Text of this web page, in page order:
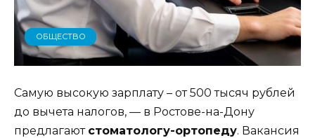
ОБЩЕСТВО
Самую высокую зарплату – от 500 тысяч рублей
до вычета налогов, — в Ростове-на-Дону
предлагают стоматологу-ортопеду. Вакансия